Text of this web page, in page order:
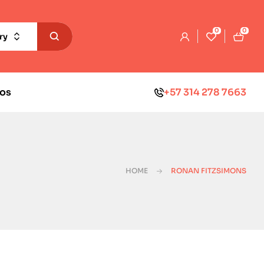
0 0
+57 314 278 7663
HOME RONAN FITZSIMONS